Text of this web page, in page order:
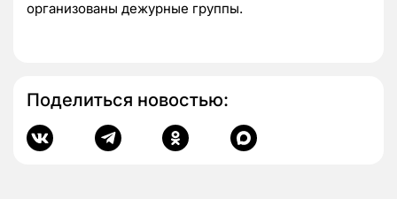
организованы дежурные группы.
Поделиться новостью: